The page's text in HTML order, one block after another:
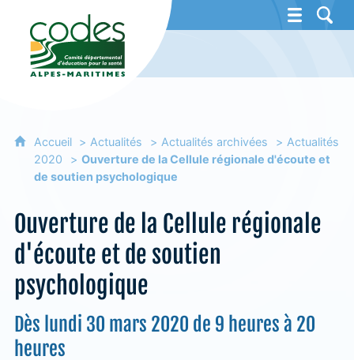
CoDES 06 - Comité départemental
Accueil Actualités Actualités archivées
Actualités
2020
Ouverture de la Cellule régionale d'écoute et
de soutien psychologique
Ouverture de la Cellule régionale
d'écoute et de soutien
psychologique
Dès lundi 30 mars 2020 de 9 heures à 20
heures